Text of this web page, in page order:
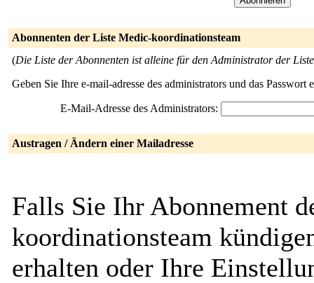
Abonnenten der Liste Medic-koordinationsteam
(Die Liste der Abonnenten ist alleine für den Administrator der
Geben Sie Ihre e-mail-adresse des administrators und das
E-Mail-Adresse des Administrators:
Austragen / Ändern einer Mailadresse
Falls Sie Ihr Abonnement
koordinationsteam
erhalten oder Ihre